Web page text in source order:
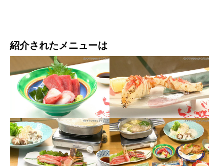
紹介されたメニューは